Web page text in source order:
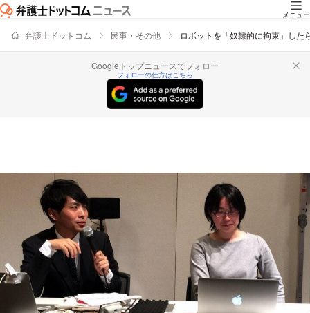
メニュー
弁護士ドットコム 民事・その他 ロボットを「奴隷的に拘束」した
Googleトップニュースでフォロー
フォローの仕方はこちら